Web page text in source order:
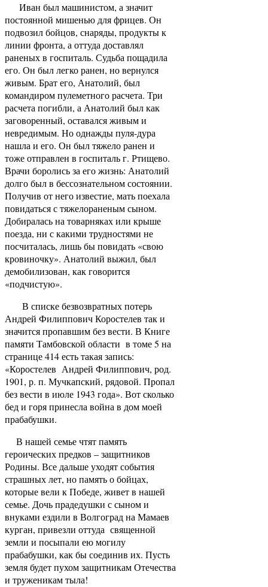
Иван был машинистом, а значит
постоянной мишенью для фрицев. Он
подвозил бойцов, снаряды, продукты к
линии фронта, а оттуда доставлял
раненых в госпиталь. Судьба пощадила
его. Он был легко ранен, но вернулся
живым. Брат его, Анатолий, был
командиром пулеметного расчета. Три
расчета погибли, а Анатолий был как
заговоренный, оставался живым и
невредимым. Но однажды пуля-дура
нашла и его. Он был тяжело ранен и
тоже отправлен в госпиталь г. Ртищево.
Врачи боролись за его жизнь: Анатолий
долго был в бессознательном состоянии.
Получив от него известие, мать поехала
повидаться с тяжелораненым сыном.
Добиралась на товарняках или крыше
поезда, ни с какими трудностями не
посчиталась, лишь бы повидать «свою
кровиночку». Анатолий выжил, был
демобилизован, как говорится
«подчистую».
В списке безвозвратных потерь
Андрей Филиппович Коростелев так и
значится пропавшим без вести. В Книге
памяти Тамбовской области в томе 5 на
странице 414 есть такая запись:
«Коростелев Андрей Филиппович, род.
1901, р. п. Мучкапский, рядовой. Пропал
без вести в июле 1943 года». Вот сколько
бед и горя принесла война в дом моей
прабабушки.
В нашей семье чтят память
героических предков – защитников
Родины. Все дальше уходят события
страшных лет, но память о бойцах,
которые вели к Победе, живет в нашей
семье. Дочь прадедушки с сыном и
внуками ездили в Волгоград на Мамаев
курган, привезли оттуда священной
земли и посыпали ею могилу
прабабушки, как бы соединив их. Пусть
земля будет пухом защитникам Отечества
и труженикам тыла!